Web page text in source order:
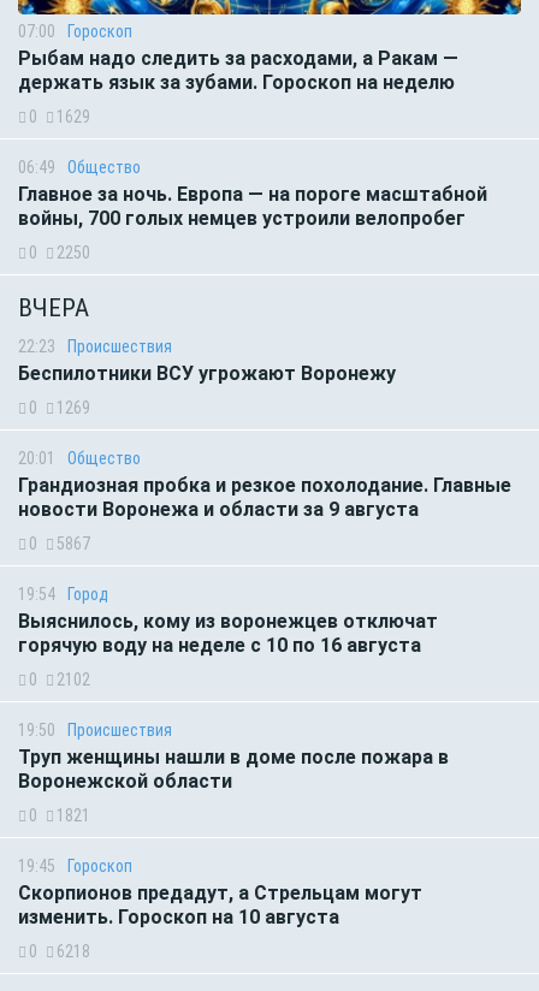
07:00 Гороскоп
Рыбам надо следить за расходами, а Ракам —
держать язык за зубами. Гороскоп на неделю
0 1629
06:49 Общество
Главное за ночь. Европа — на пороге масштабной
войны, 700 голых немцев устроили велопробег
0 2250
ВЧЕРА
22:23 Происшествия
Беспилотники ВСУ угрожают Воронежу
0 1269
20:01 Общество
Грандиозная пробка и резкое похолодание. Главные
новости Воронежа и области за 9 августа
0 5867
19:54 Город
Выяснилось, кому из воронежцев отключат
горячую воду на неделе с 10 по 16 августа
0 2102
19:50 Происшествия
Труп женщины нашли в доме после пожара в
Воронежской области
0 1821
19:45 Гороскоп
Скорпионов предадут, а Стрельцам могут
изменить. Гороскоп на 10 августа
0 6218